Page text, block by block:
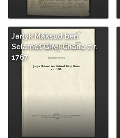
Jarłyk Maksud ben
Selamet Girej Chana z r.
1767